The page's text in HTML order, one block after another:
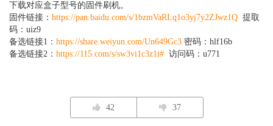
下载对应盒子型号的固件刷机。
固件链接： https://pan.baidu.com/s/1bzmVaRLq1o3yj7y2ZJwz1Q 提取
码：uiz9
备选链接1： https://share.weiyun.com/Un649Gc3 密码：hlf16b
备选链接2： https://115.com/s/sw3vi1c3z1i# 访问码：u771
42 37